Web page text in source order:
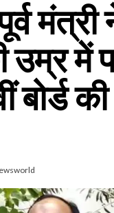
उम्र में
बोर्ड की